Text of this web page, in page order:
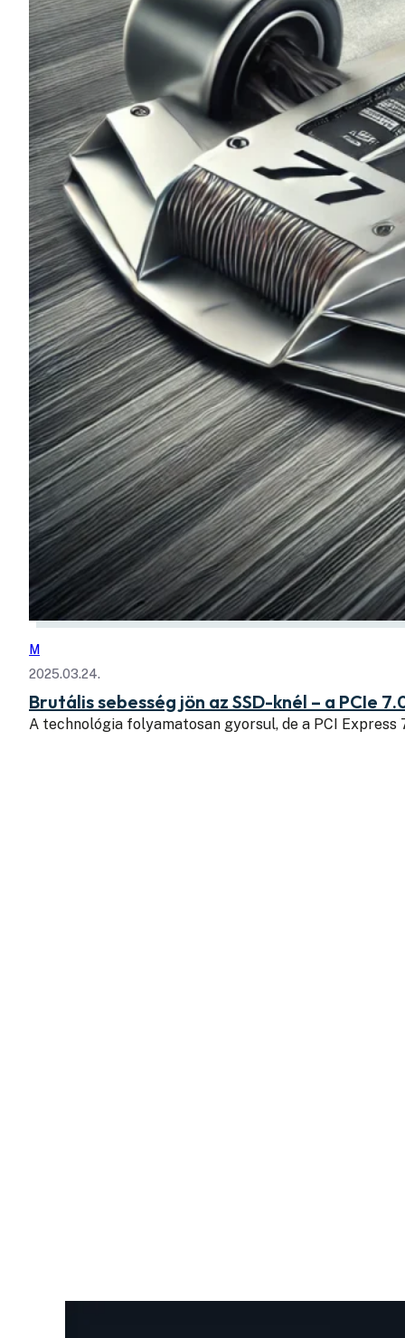
M
2025.03.24.
Brutális sebesség jön az SSD-knél – a PCIe
A technológia folyamatosan gyorsul, de a PCI Express